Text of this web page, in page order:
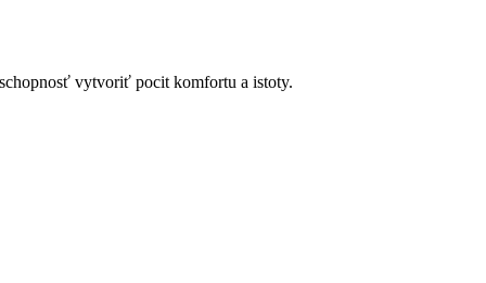
vytvoriť pocit komfortu a istoty.